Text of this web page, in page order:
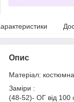
Опис
Матеріал: костюмна
Заміри :
(48-52)- ОГ від 100